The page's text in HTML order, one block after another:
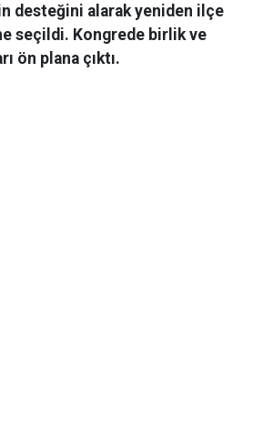
desteğini alarak yeniden ilçe
seçildi. Kongrede birlik ve
ön plana çıktı.